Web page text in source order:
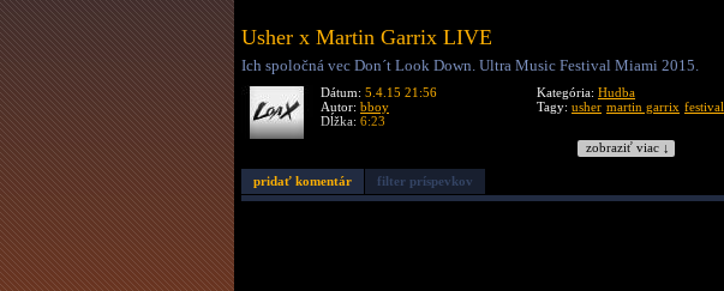
Usher x Martin Garrix LIVE
Ich spoločná vec Don´t Look Down. Ultra Music Festival Miami 2015.
Dátum: 5.4.15 21:56
Autor: bboy
Dĺžka: 6:23
Kategória: Hudba
Tagy: usher martin garrix festival
zobraziť viac ↓
pridať komentár filter príspevkov